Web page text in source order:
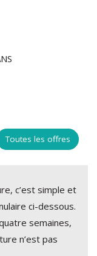
Toutes les offres
c’est simple et
ci-dessous.
semaines,
n’est pas